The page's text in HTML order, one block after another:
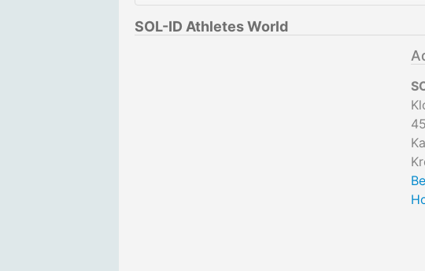
SOL-ID Athletes World